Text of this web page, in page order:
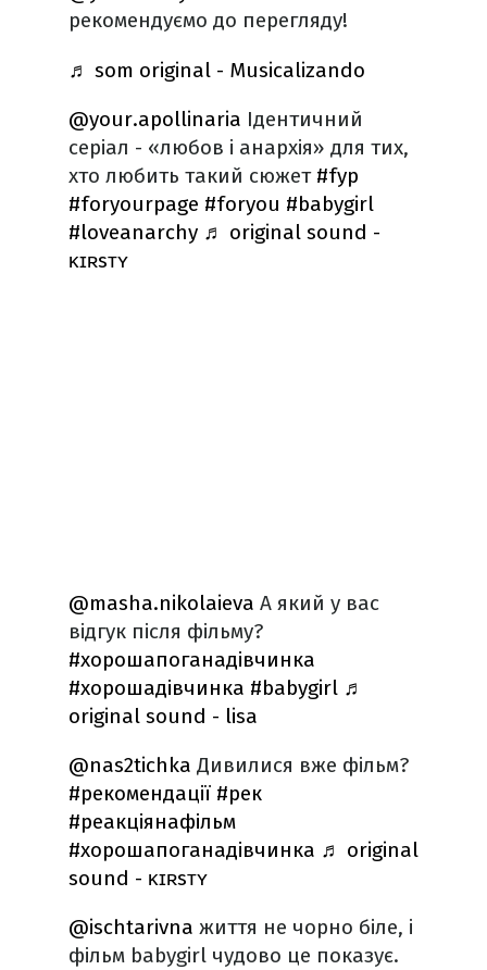
рекомендуємо до перегляду!
♬ som original - Musicalizando
@your.apollinaria Ідентичний
серіал - «любов і анархія» для тих,
хто любить такий сюжет #fyp
#foryourpage #foryou #babygirl
#loveanarchy ♬ original sound -
ᴋɪʀsᴛʏ
@masha.nikolaieva А який у вас
відгук після фільму?
#хорошапоганадівчинка
#хорошадівчинка #babygirl ♬
original sound - lisa
@nas2tichka Дивилися вже фільм?
#рекомендації #рек
#реакціянафільм
#хорошапоганадівчинка ♬ original
sound - ᴋɪʀsᴛʏ
@ischtarivna життя не чорно біле, і
фільм babygirl чудово це показує.